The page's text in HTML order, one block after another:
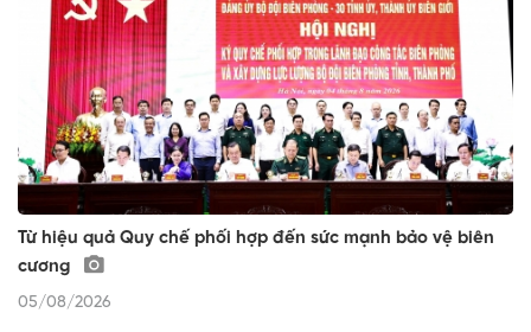
Từ hiệu quả Quy chế phối hợp đến sức mạnh bảo vệ biên
cương
05/08/2026